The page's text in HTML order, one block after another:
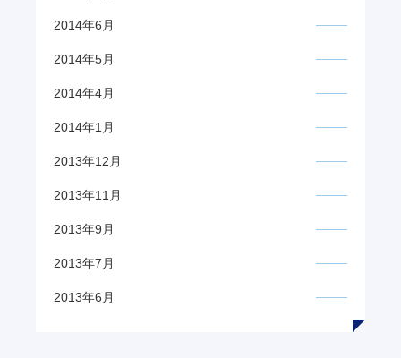
2014年6月
2014年5月
2014年4月
2014年1月
2013年12月
2013年11月
2013年9月
2013年7月
2013年6月